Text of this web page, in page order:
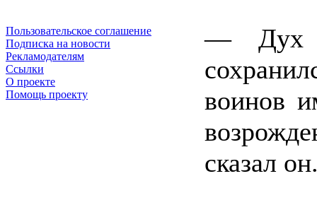
Пользовательское соглашение
Подписка на новости
Рекламодателям
Ссылки
О проекте
Помощь проекту
— Дух
воинов
сказал